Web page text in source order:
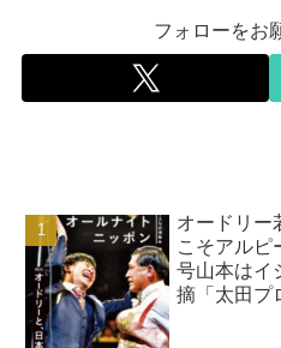
フォローをお
オードリー
こそアルピ
号山本はイ
摘「太田プ